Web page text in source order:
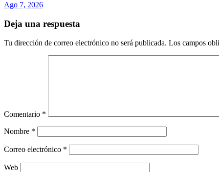
Ago 7, 2026
Deja una respuesta
Tu dirección de correo electrónico no será publicada. Los campos
Comentario *
Nombre *
Correo electrónico *
Web